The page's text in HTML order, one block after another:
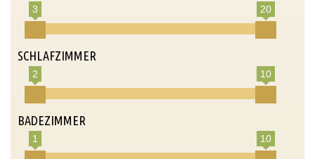
3 20
SCHLAFZIMMER
2 10
BADEZIMMER
1 10